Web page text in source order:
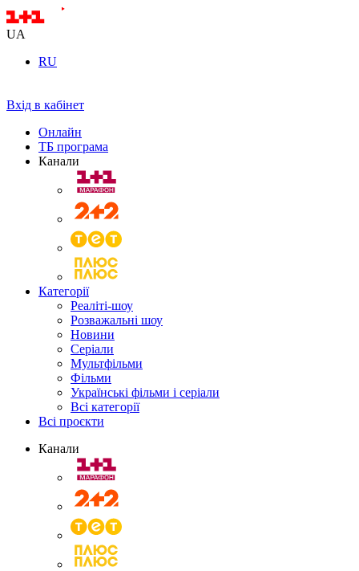
UA
RU
Вхід в кабінет
Онлайн
ТБ програма
Канали
Категорії
Реаліті-шоу
Розважальні шоу
Новини
Серіали
Мультфільми
Фільми
Українські фільми і серіали
Всі категорії
Всі проєкти
Канали